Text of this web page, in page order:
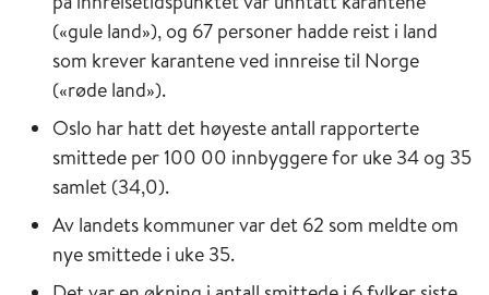
(«gule land»), og 67 personer hadde reist i land
som krever karantene ved innreise til Norge
(«røde land»).
Oslo har hatt det høyeste antall rapporterte
smittede per 100 00 innbyggere for uke 34 og 35
samlet (34,0).
Av landets kommuner var det 62 som meldte om
nye smittede i uke 35.